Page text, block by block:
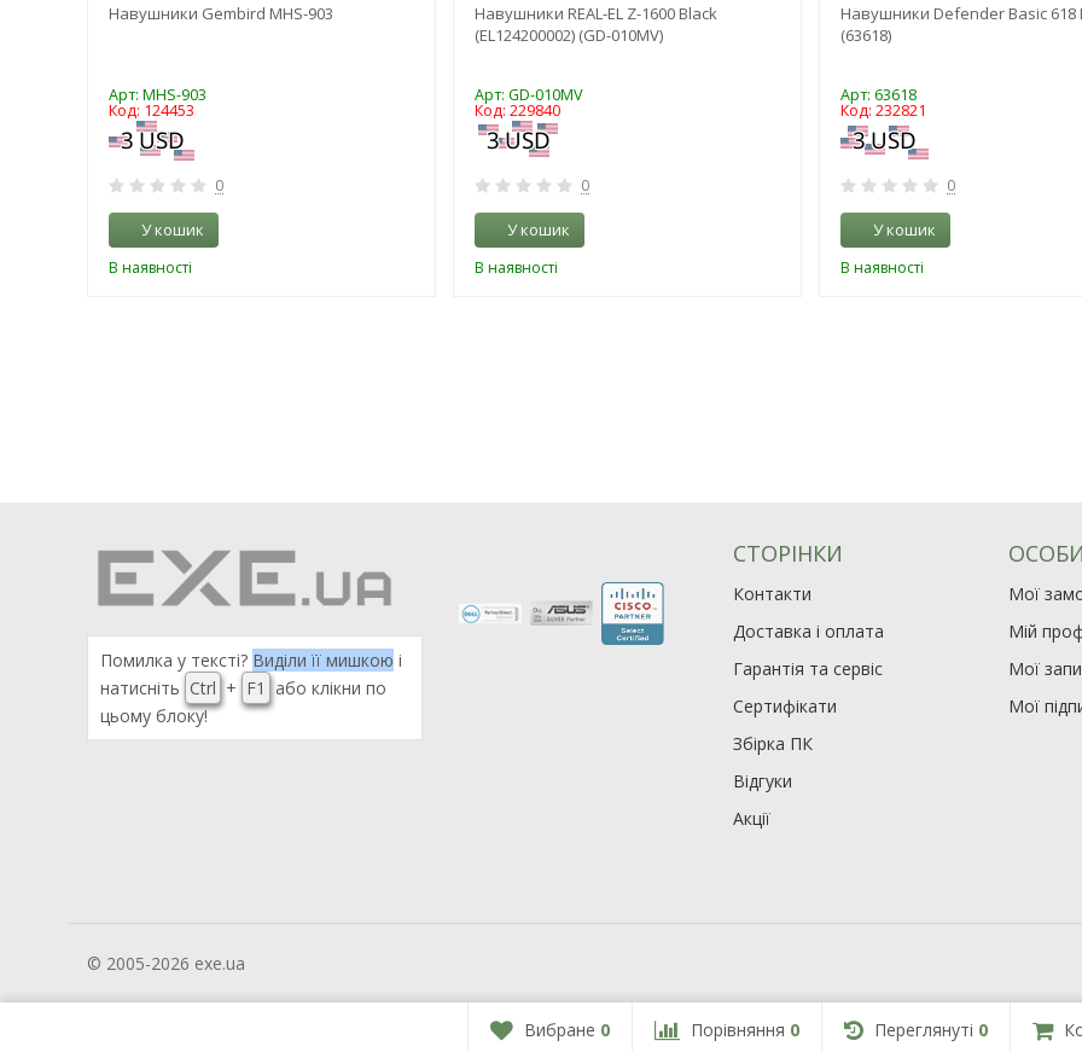
Навушники Gembird MHS-903
Арт: MHS-903
Код: 124453
0
У кошик
В наявності
Навушники REAL-EL Z-1600 Black
(EL124200002) (GD-010MV)
Арт: GD-010MV
Код: 229840
0
У кошик
В наявності
Навушники Defender Basic 618
(63618)
Арт: 63618
Код: 232821
0
У кошик
В наявності
Помилка у тексті? Виділи її мишкою і
натисніть Ctrl + F1
або клікни по
цьому блоку!
СТОРІНКИ
Контакти
Доставка і оплата
Гарантія та сервіс
Сертифікати
Збірка ПК
Відгуки
Акції
Мої
Мій
Мої
Мої
© 2005-2026 exe.ua
Вибране 0 Порівняння 0 Переглянуті 0